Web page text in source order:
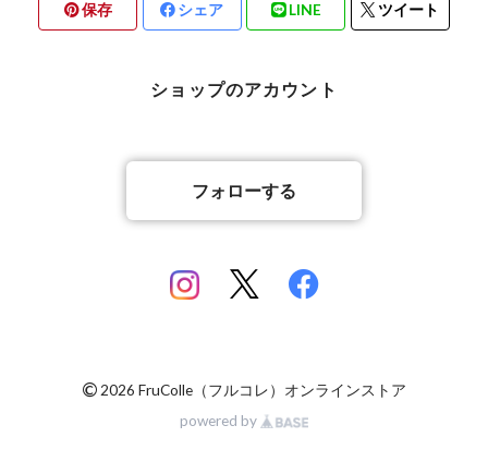
保存 シェア LINE ツイート
ショップのアカウント
フォローする
© 2026 FruColle（フルコレ）オンラインストア
powered by